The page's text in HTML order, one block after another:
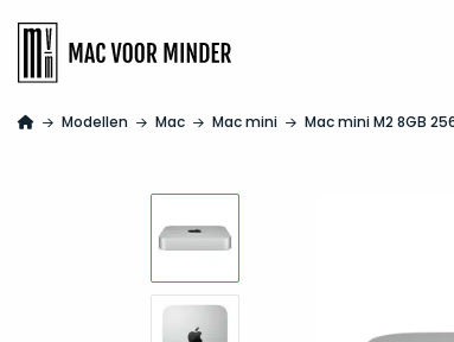
Modellen Mac Mac mini Mac mini M2 8GB